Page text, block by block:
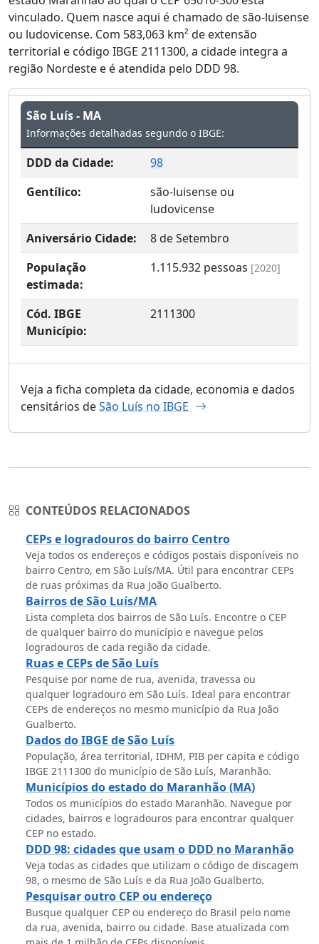
vinculado. Quem nasce aqui é chamado de são-luisense
ou ludovicense. Com 583,063 km² de extensão
territorial e código IBGE 2111300, a cidade integra a
região Nordeste e é atendida pelo DDD 98.
São Luís - MA
Informações detalhadas segundo o IBGE:
DDD da Cidade:
98
Gentílico:
são-luisense ou
ludovicense
Aniversário Cidade:
8 de Setembro
População
estimada:
1.115.932 pessoas [2020]
Cód. IBGE
Município:
2111300
Veja a ficha completa da cidade, economia e dados
censitários deSão Luís no IBGE
CONTEÚDOS RELACIONADOS
CEPs e logradouros do bairro Centro
Veja todos os endereços e códigos postais disponíveis no
bairro Centro, em São Luís/MA. Útil para encontrar CEPs
de ruas próximas da Rua João Gualberto.
Bairros de São Luís/MA
Lista completa dos bairros de São Luís. Encontre o CEP
de qualquer bairro do município e navegue pelos
logradouros de cada região da cidade.
Ruas e CEPs de São Luís
Pesquise por nome de rua, avenida, travessa ou
qualquer logradouro em São Luís. Ideal para encontrar
CEPs de endereços no mesmo município da Rua João
Gualberto.
Dados do IBGE de São Luís
População, área territorial, IDHM, PIB per capita e código
IBGE 2111300 do município de São Luís, Maranhão.
Municípios do estado do Maranhão (MA)
Todos os municípios do estado Maranhão. Navegue por
cidades, bairros e logradouros para encontrar qualquer
CEP no estado.
DDD 98: cidades que usam o DDD no Maranhão
Veja todas as cidades que utilizam o código de discagem
98, o mesmo de São Luís e da Rua João Gualberto.
Pesquisar outro CEP ou endereço
Busque qualquer CEP ou endereço do Brasil pelo nome
da rua, avenida, bairro ou cidade. Base atualizada com